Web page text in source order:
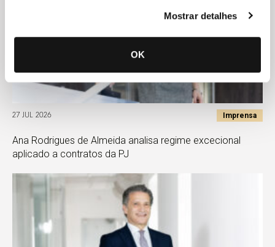
Mostrar detalhes
OK
27 JUL 2026 Imprensa
Ana Rodrigues de Almeida analisa regime excecional
aplicado a contratos da PJ